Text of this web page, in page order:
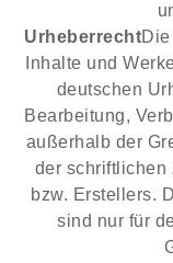
Urheberrecht
Inhalte und
deutschen
Bearbeitung,
außerhalb der
der schriftlichen
bzw. Erstellers.
sind nur für